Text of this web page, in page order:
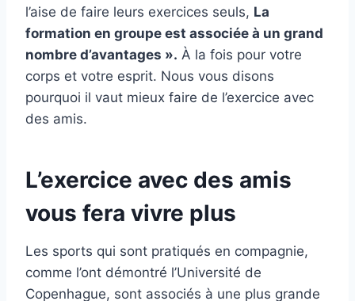
l’aise de faire leurs exercices seuls, La
formation en groupe est associée à un grand
nombre d’avantages ». À la fois pour votre
corps et votre esprit. Nous vous disons
pourquoi il vaut mieux faire de l’exercice avec
des amis.
L’exercice avec des amis
vous fera vivre plus
Les sports qui sont pratiqués en compagnie,
comme l’ont démontré l’Université de
Copenhague, sont associés à une plus grande